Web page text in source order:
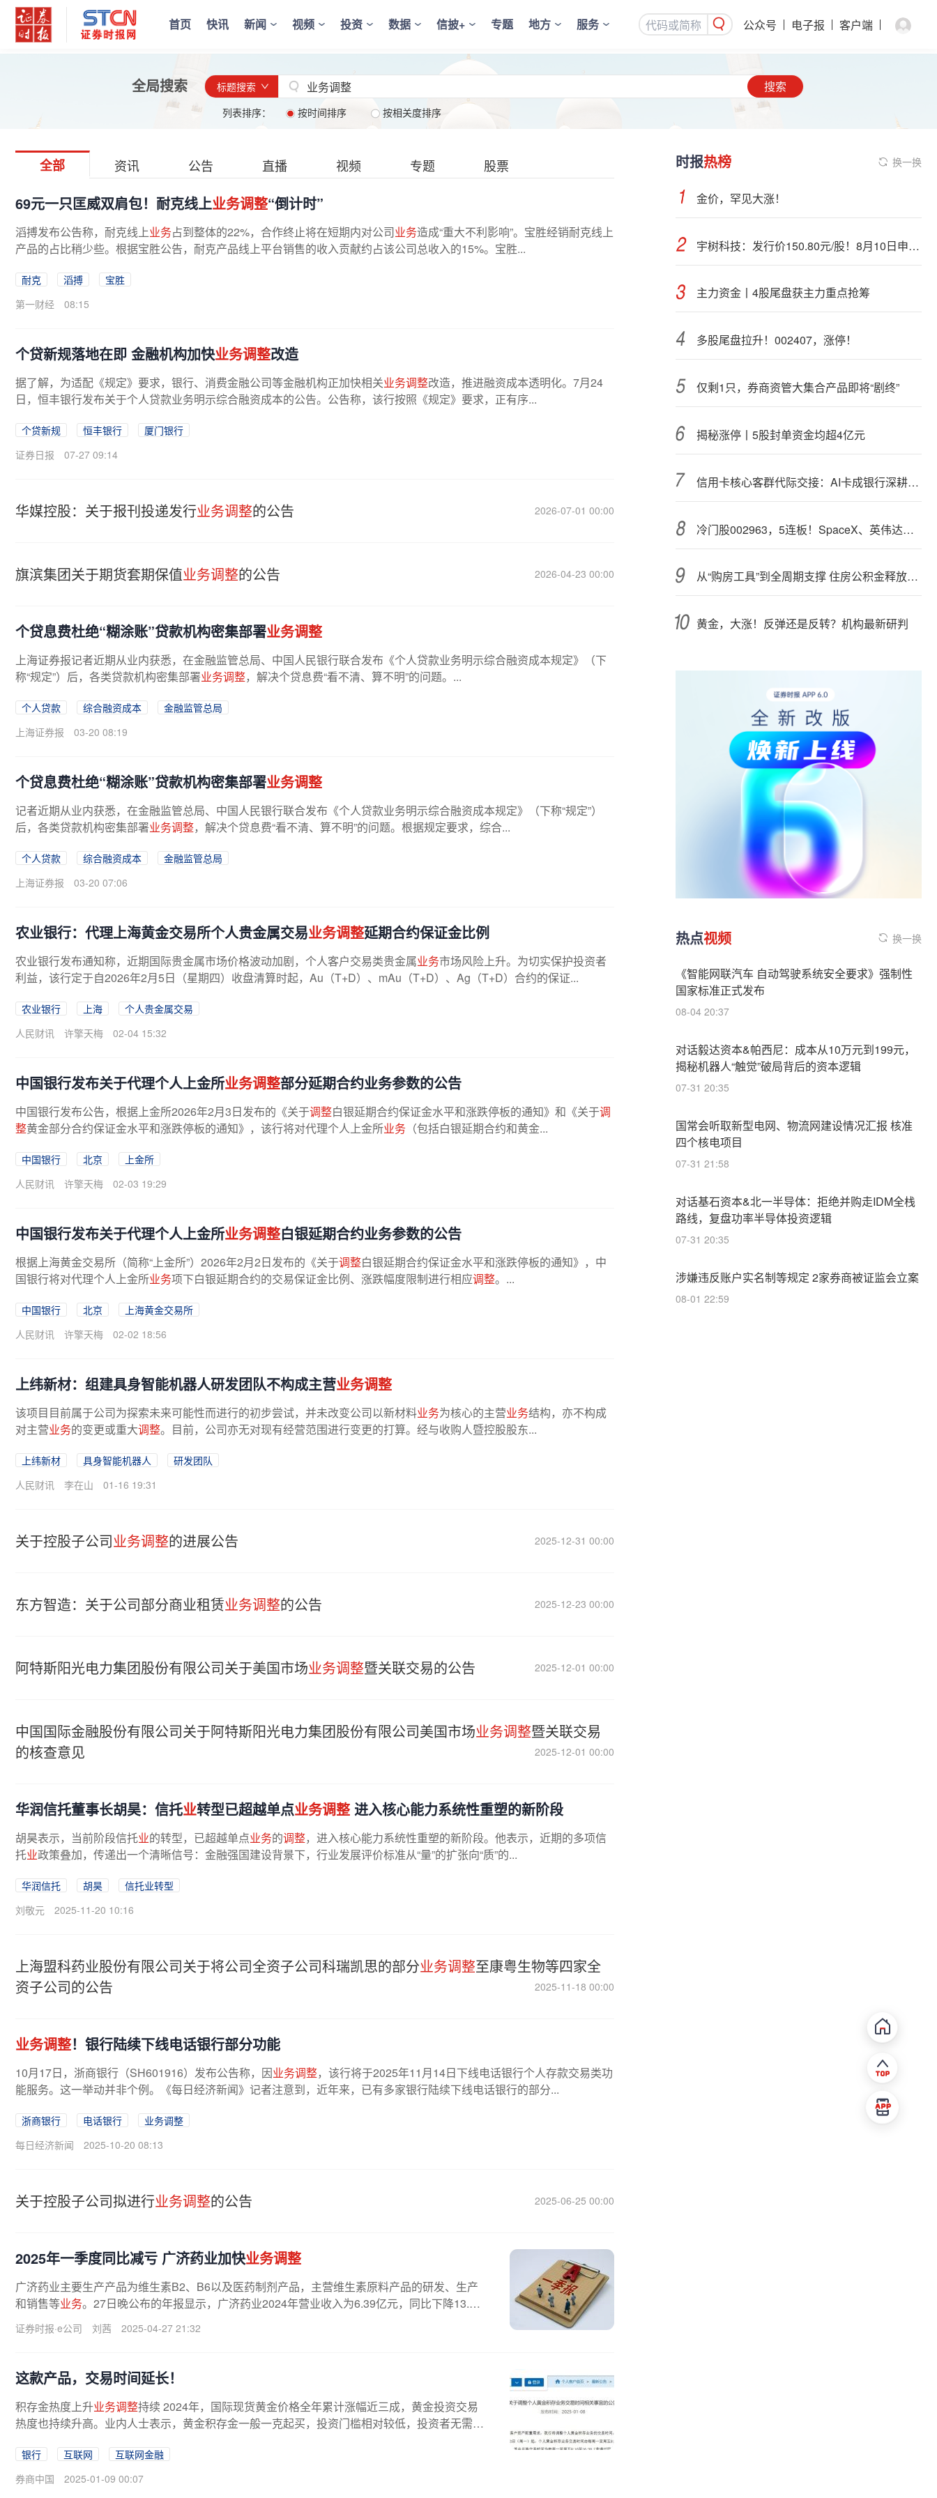
首页 快讯 新闻 视频 投资 数据 信披+ 专题 地方 服务 公众号 电子报 客户端
全局搜索 标题搜索 搜索
列表排序： 按时间排序 按相关度排序
全部 资讯 公告 直播 视频 专题 股票
69元一只匡威双肩包！耐克线上业务调整“倒计时”
滔搏发布公告称，耐克线上业务占到整体的22%，合作终止将在短期内对公司业务造成“重大不利影响”。宝胜经销耐克线上
产品的占比稍少些。根据宝胜公告，耐克产品线上平台销售的收入贡献约占该公司总收入的15%。宝胜...
耐克 滔搏
宝胜
第一财经
08:15
个贷新规落地在即 金融机构加快业务调整改造
据了解，为适配《规定》要求，银行、消费金融公司等金融机构正加快相关业务调整改造，推进融资成本透明化。7月24
日，恒丰银行发布关于个人贷款业务明示综合融资成本的公告。公告称，该行按照《规定》要求，正有序...
个贷新规 恒丰银行
厦门银行
证券日报
07-27 09:14
华媒控股：关于报刊投递发行业务调整的公告 2026-07-01 00:00
旗滨集团关于期货套期保值业务调整的公告 2026-04-23 00:00
个贷息费杜绝“糊涂账”贷款机构密集部署业务调整
上海证券报记者近期从业内获悉，在金融监管总局、中国人民银行联合发布《个人贷款业务明示综合融资成本规定》（下
称“规定”）后，各类贷款机构密集部署业务调整，解决个贷息费“看不清、算不明”的问题。...
个人贷款 综合融资成本
金融监管总局
上海证券报
03-20 08:19
个贷息费杜绝“糊涂账”贷款机构密集部署业务调整
记者近期从业内获悉，在金融监管总局、中国人民银行联合发布《个人贷款业务明示综合融资成本规定》（下称“规定”）
后，各类贷款机构密集部署业务调整，解决个贷息费“看不清、算不明”的问题。根据规定要求，综合...
个人贷款 综合融资成本
金融监管总局
上海证券报
03-20 07:06
农业银行：代理上海黄金交易所个人贵金属交易业务调整延期合约保证金比例
农业银行发布通知称，近期国际贵金属市场价格波动加剧，个人客户交易类贵金属业务市场风险上升。为切实保护投资者
利益，该行定于自2026年2月5日（星期四）收盘清算时起，Au（T+D）、mAu（T+D）、Ag（T+D）合约的保证...
农业银行 上海
个人贵金属交易
人民财讯
许擎天梅 02-04 15:32
中国银行发布关于代理个人上金所业务调整部分延期合约业务参数的公告
中国银行发布公告，根据上金所2026年2月3日发布的《关于调整白银延期合约保证金水平和涨跌停板的通知》和《关于调
整黄金部分合约保证金水平和涨跌停板的通知》，该行将对代理个人上金所业务 （包括白银延期合约和黄金...
中国银行 北京
上金所
人民财讯
许擎天梅 02-03 19:29
中国银行发布关于代理个人上金所业务调整白银延期合约业务参数的公告
根据上海黄金交易所（简称“上金所”）2026年2月2日发布的《关于调整白银延期合约保证金水平和涨跌停板的通知》，中
国银行将对代理个人上金所业务项下白银延期合约的交易保证金比例、涨跌幅度限制进行相应调整。...
中国银行 北京
上海黄金交易所
人民财讯
许擎天梅 02-02 18:56
上纬新材：组建具身智能机器人研发团队不构成主营业务调整
该项目目前属于公司为探索未来可能性而进行的初步尝试，并未改变公司以新材料业务为核心的主营业务结构，亦不构成
对主营业务的变更或重大调整。目前，公司亦无对现有经营范围进行变更的打算。经与收购人暨控股股东...
上纬新材 具身智能机器人
研发团队
人民财讯
李在山 01-16 19:31
关于控股子公司业务调整的进展公告 2025-12-31 00:00
东方智造：关于公司部分商业租赁业务调整的公告 2025-12-23 00:00
阿特斯阳光电力集团股份有限公司关于美国市场业务调整暨关联交易的公告 2025-12-01 00:00
中国国际金融股份有限公司关于阿特斯阳光电力集团股份有限公司美国市场业务调整暨关联交易
的核查意见
2025-12-01 00:00
华润信托董事长胡昊：信托业转型已超越单点业务调整进入核心能力系统性重塑的新阶段
胡昊表示，当前阶段信托业的转型，已超越单点业务的调整，进入核心能力系统性重塑的新阶段。他表示，近期的多项信
托业政策叠加，传递出一个清晰信号：金融强国建设背景下，行业发展评价标准从“量”的扩张向“质”的...
华润信托 胡昊
信托业转型
刘敬元
2025-11-20 10:16
上海盟科药业股份有限公司关于将公司全资子公司科瑞凯思的部分业务调整至康粤生物等四家全
资子公司的公告
2025-11-18 00:00
业务调整！银行陆续下线电话银行部分功能
10月17日，浙商银行（SH601916）发布公告称，因业务调整，该行将于2025年11月14日下线电话银行个人存款交易类功
能服务。这一举动并非个例。《每日经济新闻》记者注意到，近年来，已有多家银行陆续下线电话银行的部分...
浙商银行 电话银行
业务调整
每日经济新闻
2025-10-20 08:13
关于控股子公司拟进行业务调整的公告 2025-06-25 00:00
2025年一季度同比减亏 广济药业加快业务调整
广济药业主要生产产品为维生素B2、B6以及医药制剂产品，主营维生素原料产品的研发、生产
和销售等业务。27日晚公布的年报显示，广济药业2024年营业收入为6.39亿元，同比下降13.
4%；归母净利润为亏损2.95亿元。公司...
证券时报·e公司 刘茜 2025-04-27 21:32
这款产品，交易时间延长！
积存金热度上升业务调整持续 2024年，国际现货黄金价格全年累计涨幅近三成，黄金投资交易
热度也持续升高。业内人士表示，黄金积存金一般一克起买，投资门槛相对较低，投资者无需一
银行 互联网
互联网金融
券商中国
2025-01-09 00:07
时报热榜 换一换
金价，罕见大涨！
宇树科技：发行价150.80元/股！8月10日申购，DeepSeek参与战略配售
主力资金丨4股尾盘获主力重点抢筹
多股尾盘拉升！002407，涨停！
仅剩1只，券商资管大集合产品即将“剧终”
揭秘涨停丨5股封单资金均超4亿元
信用卡核心客群代际交接：AI卡成银行深耕“新世代”首块试验田
冷门股002963，5连板！SpaceX、英伟达联手，入局太空算力（附股）
从“购房工具”到全周期支撑 住房公积金释放更大能量
黄金，大涨！反弹还是反转？机构最新研判
热点视频 换一换
《智能网联汽车 自动驾驶系统安全要求》强制性
国家标准正式发布
08-04 20:37
对话毅达资本&帕西尼：成本从10万元到199元，
揭秘机器人“触觉”破局背后的资本逻辑
07-31 20:35
国常会听取新型电网、物流网建设情况汇报 核准
四个核电项目
07-31 21:58
对话基石资本&北一半导体：拒绝并购走IDM全栈
路线，复盘功率半导体投资逻辑
07-31 20:35
涉嫌违反账户实名制等规定 2家券商被证监会立案
08-01 22:59